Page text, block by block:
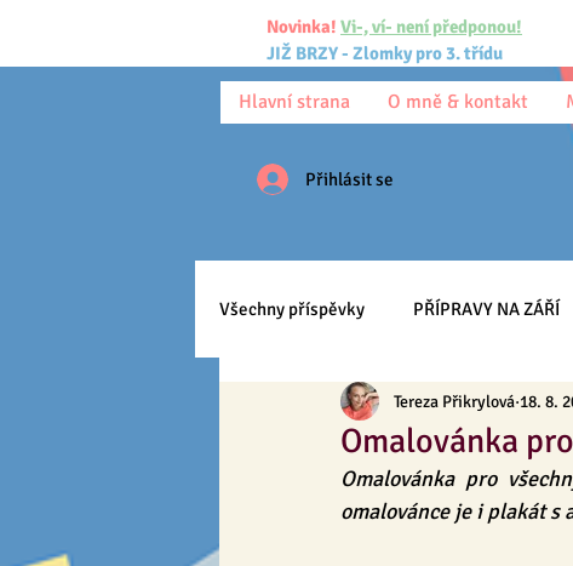
Novinka! Vi-, ví- není předponou!
JIŽ BRZY - Zlomky pro 3. třídu
Hlavní strana O mně & kontakt
Přihlásit se
Všechny příspěvky PŘÍPRAVY NA ZÁŘÍ
Pracovní listy Ke stažení
Anglický jazyk Učíme se
Omalovánka
Tereza Přikrylová 18. 8.
Omalovánka pro
omalovánce je i plakát s